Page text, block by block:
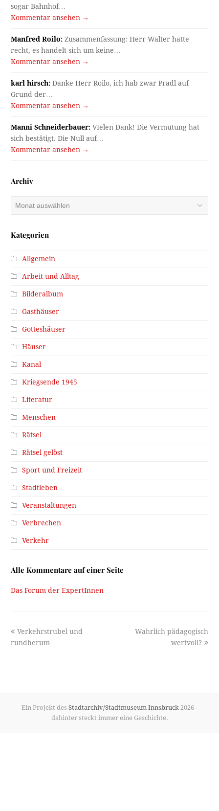
sogar Bahnhof…
Kommentar ansehen →
Manfred Roilo: Zusammenfassung: Herr Walter hatte
recht, es handelt sich um keine…
Kommentar ansehen →
karl hirsch: Danke Herr Roilo, ich hab zwar Pradl auf
Grund der…
Kommentar ansehen →
Manni Schneiderbauer: VIelen Dank! Die Vermutung hat
sich bestätigt. Die Null auf…
Kommentar ansehen →
Archiv
Archiv
Kategorien
Allgemein
Arbeit und Alltag
Bilderalbum
Gasthäuser
Gotteshäuser
Häuser
Kanal
Kriegsende 1945
Literatur
Menschen
Rätsel
Rätsel gelöst
Sport und Freizeit
Stadtleben
Veranstaltungen
Verbrechen
Verkehr
Alle Kommentare auf einer Seite
Das Forum der ExpertInnen
previous
post:
Verkehrstrubel und
rundherum
next
Wahrlich pädagogisch
wertvoll?
Ein Projekt des Stadtarchiv/Stadtmuseum Innsbruck 2026 -
dahinter steckt immer eine Geschichte.